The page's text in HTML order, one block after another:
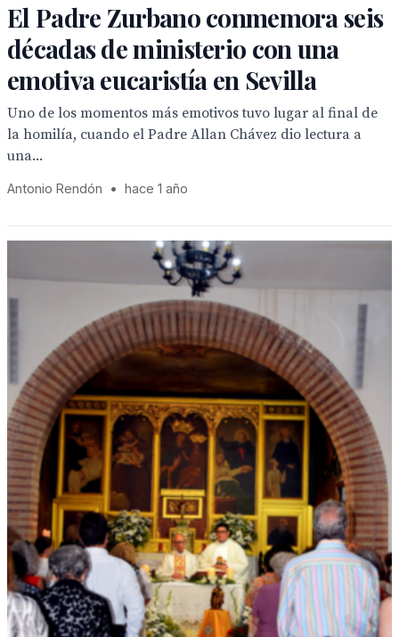
El Padre Zurbano conmemora seis
décadas de ministerio con una
emotiva eucaristía en Sevilla
Uno de los momentos más emotivos tuvo lugar al final de
la homilía, cuando el Padre Allan Chávez dio lectura a
una...
Antonio Rendón • hace 1 año